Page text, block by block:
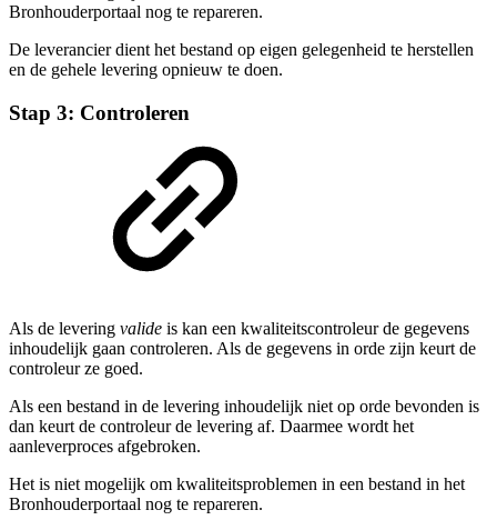
Bronhouderportaal nog te repareren.
De leverancier dient het bestand op eigen gelegenheid te herstellen
en de gehele levering opnieuw te doen.
Stap 3: Controleren
Als de levering valide is kan een kwaliteitscontroleur de gegevens
inhoudelijk gaan controleren. Als de gegevens in orde zijn keurt de
controleur ze goed.
Als een bestand in de levering inhoudelijk niet op orde bevonden is
dan keurt de controleur de levering af. Daarmee wordt het
aanleverproces afgebroken.
Het is niet mogelijk om kwaliteitsproblemen in een bestand in het
Bronhouderportaal nog te repareren.